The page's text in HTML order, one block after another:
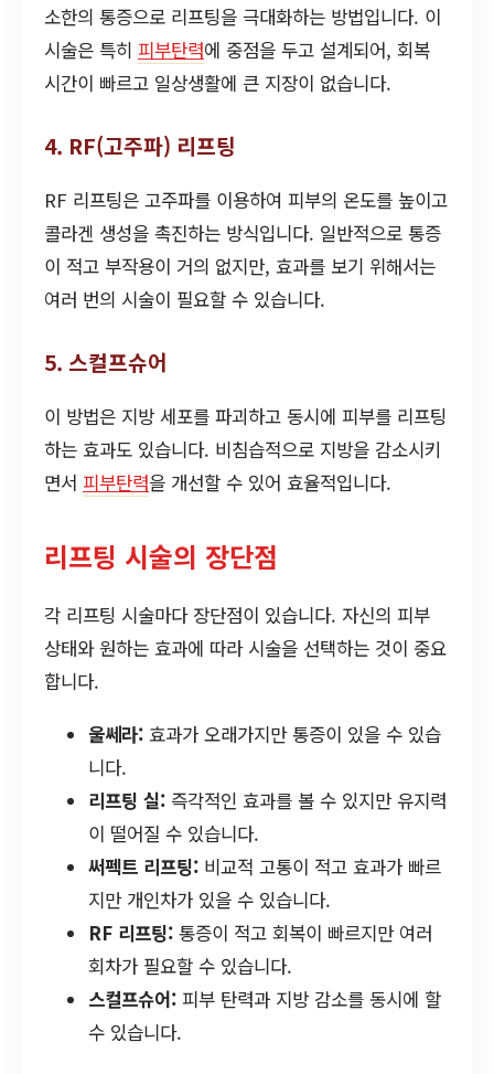
소한의 통증으로 리프팅을 극대화하는 방법입니다. 이
시술은 특히 피부탄력에 중점을 두고 설계되어, 회복
시간이 빠르고 일상생활에 큰 지장이 없습니다.
4. RF(고주파) 리프팅
RF 리프팅은 고주파를 이용하여 피부의 온도를 높이고
콜라겐 생성을 촉진하는 방식입니다. 일반적으로 통증
이 적고 부작용이 거의 없지만, 효과를 보기 위해서는
여러 번의 시술이 필요할 수 있습니다.
5. 스컬프슈어
이 방법은 지방 세포를 파괴하고 동시에 피부를 리프팅
하는 효과도 있습니다. 비침습적으로 지방을 감소시키
면서 피부탄력을 개선할 수 있어 효율적입니다.
리프팅 시술의 장단점
각 리프팅 시술마다 장단점이 있습니다. 자신의 피부
상태와 원하는 효과에 따라 시술을 선택하는 것이 중요
합니다.
울쎄라: 효과가 오래가지만 통증이 있을 수 있습
니다.
리프팅 실: 즉각적인 효과를 볼 수 있지만 유지력
이 떨어질 수 있습니다.
써펙트 리프팅: 비교적 고통이 적고 효과가 빠르
지만 개인차가 있을 수 있습니다.
RF 리프팅: 통증이 적고 회복이 빠르지만 여러
회차가 필요할 수 있습니다.
스컬프슈어: 피부 탄력과 지방 감소를 동시에 할
수 있습니다.